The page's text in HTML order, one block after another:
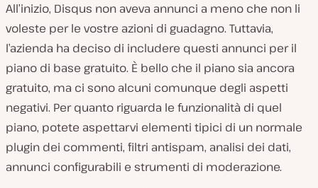
All’inizio, Disqus non aveva annunci a meno che non li
voleste per le vostre azioni di guadagno. Tuttavia,
l’azienda ha deciso di includere questi annunci per il
piano di base gratuito. È bello che il piano sia ancora
gratuito, ma ci sono alcuni comunque degli aspetti
negativi. Per quanto riguarda le funzionalità di quel
piano, potete aspettarvi elementi tipici di un normale
plugin dei commenti, filtri antispam, analisi dei dati,
annunci configurabili e strumenti di moderazione.